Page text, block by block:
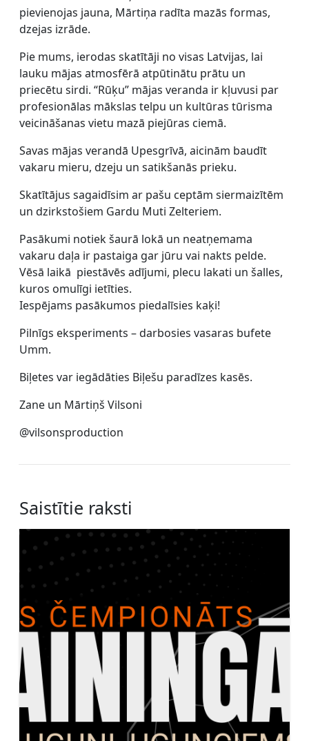
pievienojas jauna, Mārtiņa radīta mazās formas,
dzejas izrāde.
Pie mums, ierodas skatītāji no visas Latvijas, lai
lauku mājas atmosfērā atpūtinātu prātu un
priecētu sirdi. “Rūķu” mājas veranda ir kļuvusi par
profesionālas mākslas telpu un kultūras tūrisma
veicināšanas vietu mazā piejūras ciemā.
Savas mājas verandā Upesgrīvā, aicinām baudīt
vakaru mieru, dzeju un satikšanās prieku.
Skatītājus sagaidīsim ar pašu ceptām siermaizītēm
un dzirkstošiem Gardu Muti Zelteriem.
Pasākumi notiek šaurā lokā un neatņemama
vakaru daļa ir pastaiga gar jūru vai nakts pelde.
Vēsā laikā piestāvēs adījumi, plecu lakati un šalles,
kuros omulīgi ietīties.
Iespējams pasākumos piedalīsies kaķi!
Pilnīgs eksperiments – darbosies vasaras bufete
Umm.
Biļetes var iegādāties Biļešu paradīzes kasēs.
Zane un Mārtiņš Vilsoni
@vilsonsproduction
Saistītie raksti